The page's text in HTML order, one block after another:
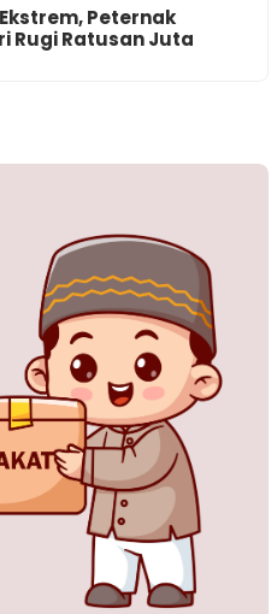
Peternak
Rugi Ratusan Juta